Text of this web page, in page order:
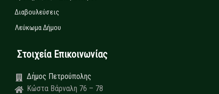
Διαβουλεύσεις
Λεύκωμα Δήμου
Στοιχεία Επικοινωνίας
Δήμος Πετρούπολης
Κώστα Βάρναλη 76 – 78